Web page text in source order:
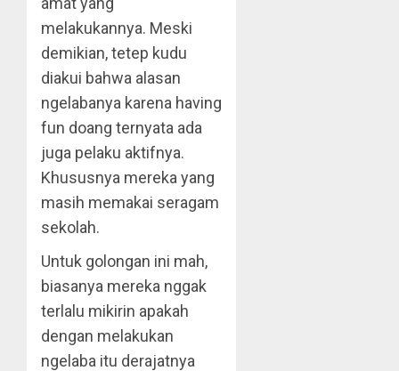
melakukannya. Meski
demikian, tetep kudu
diakui bahwa alasan
ngelabanya karena having
fun doang ternyata ada
juga pelaku aktifnya.
Khususnya mereka yang
masih memakai seragam
sekolah.
Untuk golongan ini mah,
biasanya mereka nggak
terlalu mikirin apakah
dengan melakukan
ngelaba itu derajatnya